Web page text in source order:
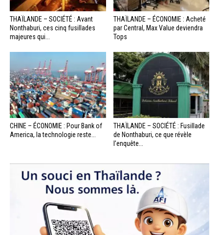
THAÏLANDE – SOCIÉTÉ : Avant
Nonthaburi, ces cinq fusillades
majeures qui...
THAÏLANDE – ÉCONOMIE : Acheté
par Central, Max Value deviendra
Tops
CHINE – ÉCONOMIE : Pour Bank of
America, la technologie reste...
THAÏLANDE – SOCIÉTÉ : Fusillade
de Nonthaburi, ce que révèle
l’enquête...